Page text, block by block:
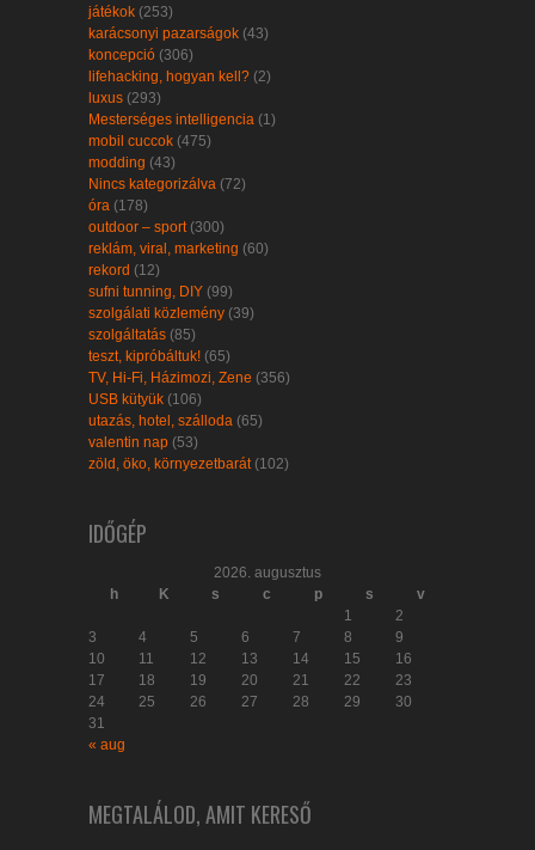
játékok (253)
karácsonyi pazarságok (43)
koncepció (306)
lifehacking, hogyan kell? (2)
luxus (293)
Mesterséges intelligencia (1)
mobil cuccok (475)
modding (43)
Nincs kategorizálva (72)
óra (178)
outdoor – sport(300)
reklám, viral, marketing (60)
rekord (12)
sufni tunning, DIY (99)
szolgálati közlemény (39)
szolgáltatás (85)
teszt, kipróbáltuk! (65)
TV, Hi-Fi, Házimozi, Zene (356)
USB kütyük (106)
utazás, hotel, szálloda (65)
valentin nap (53)
zöld, öko, környezetbarát(102)
IDŐGÉP
2026. augusztus
h
K s c p s
v
1
2
3
4 5 6 7 8
9
10
11 12 13 14 15
16
17
18 19 20 21 22
23
24
25 26 27 28 29
30
31
« aug
MEGTALÁLOD, AMIT KERESŐ